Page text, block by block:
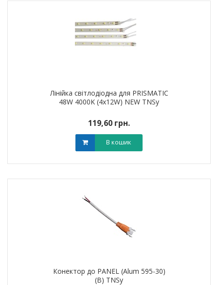
Лінійка світлодіодна для PRISMATIC
48W 4000K (4х12W) NEW TNSy
119,60 грн.
В кошик
Конектор до PANEL (Alum 595-30)
(B) TNSy